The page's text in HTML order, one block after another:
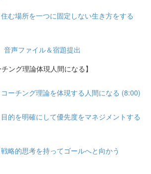
む場所を一つに固定しない生き方をする
声ファイル＆宿題提出
ング理論体現人間になる】
ーチング理論を体現する人間になる (8:00)
的を明確にして優先度をマネジメントする
略的思考を持ってゴールへと向かう